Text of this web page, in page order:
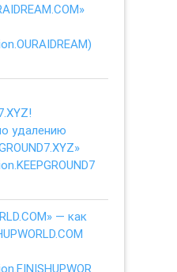
удалению
— как